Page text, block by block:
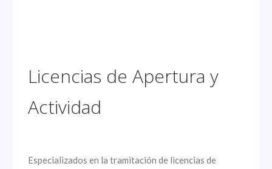
Licencias de Apertura y
Actividad
Especializados en la tramitación de licencias de